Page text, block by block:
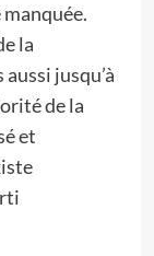
la
jusqu’à
de la
et